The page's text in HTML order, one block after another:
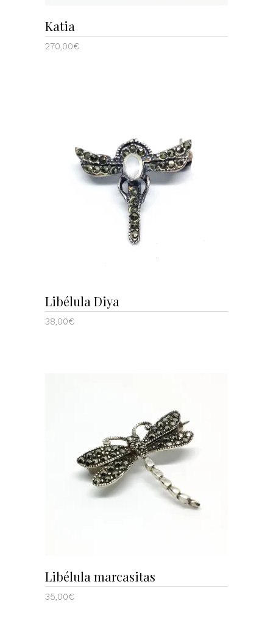
Katia
270,00€
AÑADIR AL CARRITO
Libélula Diya
38,00€
AÑADIR AL CARRITO
Libélula marcasitas
35,00€